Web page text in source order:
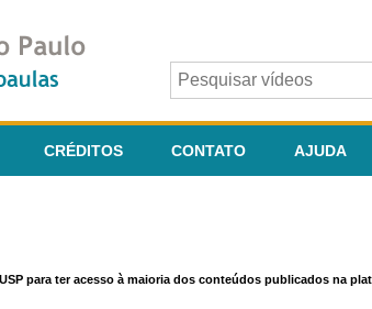
CRÉDITOS CONTATO AJUDA
para ter acesso à maioria dos conteúdos publicados na